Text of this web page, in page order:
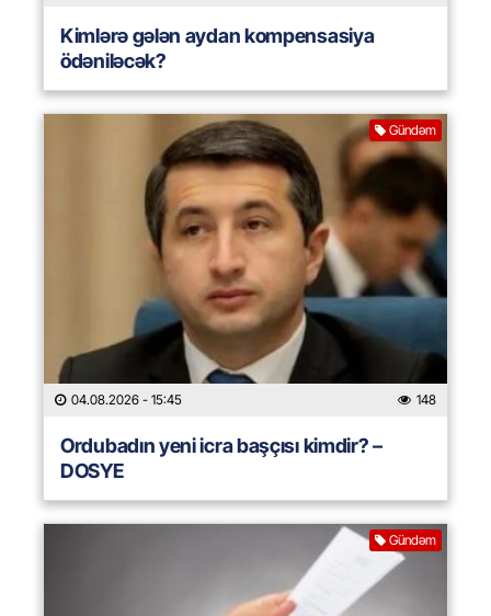
Kimlərə gələn aydan kompensasiya
ödəniləcək?
Gündəm
04.08.2026 - 15:45 148
Ordubadın yeni icra başçısı kimdir? –
DOSYE
Gündəm